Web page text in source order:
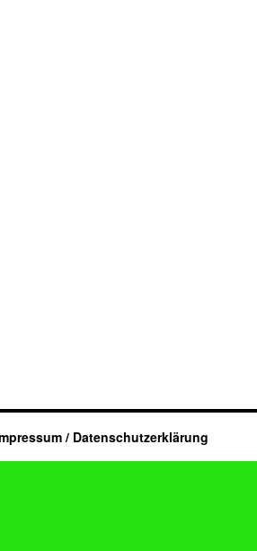
/ Datenschutzerklärung